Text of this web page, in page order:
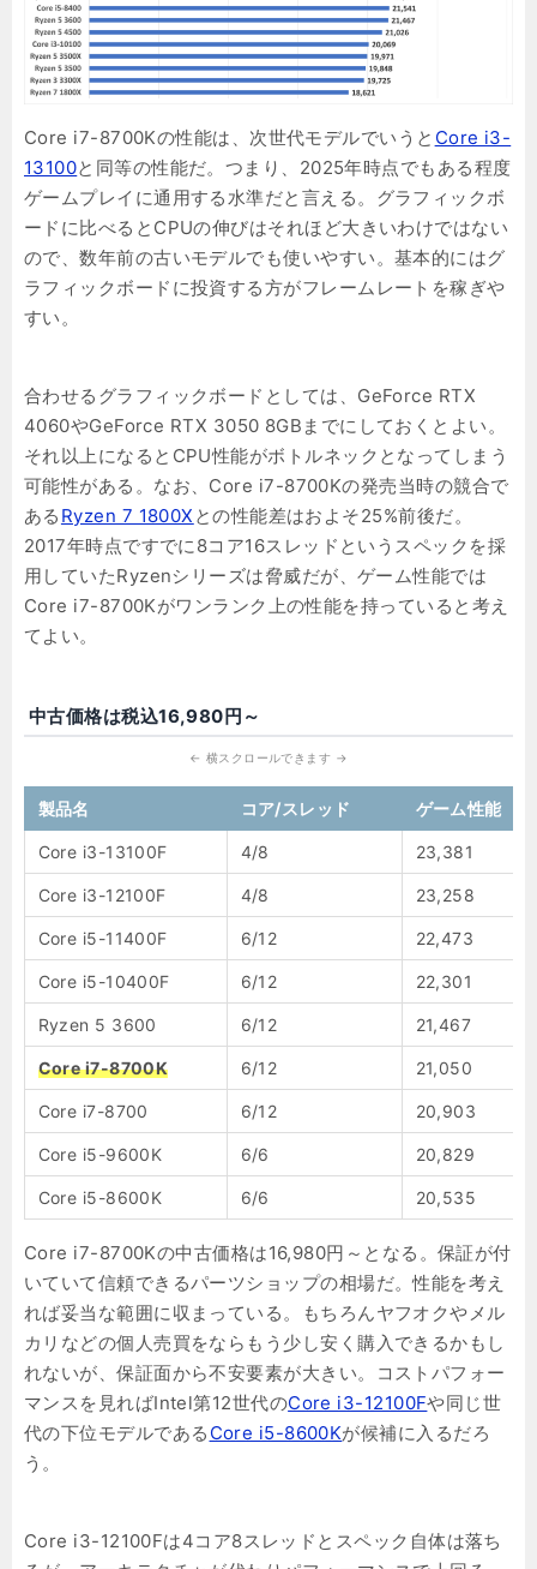
Core i7-8700Kの性能は、次世代モデルでいうと Core i3-
13100と同等の性能だ。つまり、2025年時点でもある程度
ゲームプレイに通用する水準だと言える。グラフィックボ
ードに比べるとCPUの伸びはそれほど大きいわけではない
ので、数年前の古いモデルでも使いやすい。基本的にはグ
ラフィックボードに投資する方がフレームレートを稼ぎや
すい。
合わせるグラフィックボードとしては、GeForce RTX
4060やGeForce RTX 3050 8GBまでにしておくとよい。
それ以上になるとCPU性能がボトルネックとなってしまう
可能性がある。なお、Core i7-8700Kの発売当時の競合で
ある Ryzen 7 1800X との性能差はおよそ25%前後だ。
2017年時点ですでに8コア16スレッドというスペックを採
用していたRyzenシリーズは脅威だが、ゲーム性能では
Core i7-8700Kがワンランク上の性能を持っていると考え
てよい。
中古価格は税込16,980円～
製品名 コア/スレッド ゲーム性能
Core i3-13100F 4/8 23,381
Core i3-12100F 4/8 23,258
Core i5-11400F 6/12 22,473
Core i5-10400F 6/12 22,301
Ryzen 5 3600 6/12 21,467
Core i7-8700K 6/12 21,050
Core i7-8700 6/12 20,903
Core i5-9600K 6/6 20,829
Core i5-8600K 6/6 20,535
Core i7-8700Kの中古価格は16,980円～となる。保証が付
いていて信頼できるパーツショップの相場だ。性能を考え
れば妥当な範囲に収まっている。もちろんヤフオクやメル
カリなどの個人売買をならもう少し安く購入できるかもし
れないが、保証面から不安要素が大きい。コストパフォー
マンスを見ればIntel第12世代のCore i3-12100Fや同じ世
代の下位モデルである Core i5-8600Kが候補に入るだろ
う。
Core i3-12100Fは4コア8スレッドとスペック自体は落ち